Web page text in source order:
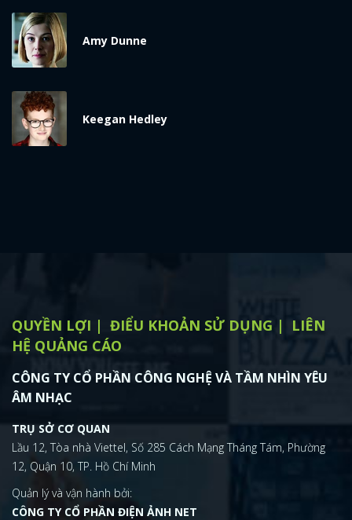
Amy Dunne
Keegan Hedley
QUYỀN LỢI ĐIỂU KHOẢN SỬ DỤNG
LIÊN
HỆ QUẢNG CÁO
CÔNG TY CỔ PHẦN CÔNG NGHỆ VÀ TẦM NHÌN YÊU
ÂM NHẠC
TRỤ SỞ CƠ QUAN
Lầu 12, Tòa nhà Viettel, Số 285 Cách Mạng Tháng Tám, Phường
12, Quận 10, TP. Hồ Chí Minh
Quản lý và vận hành bởi:
CÔNG TY CỔ PHẦN ĐIỆN ẢNH NET